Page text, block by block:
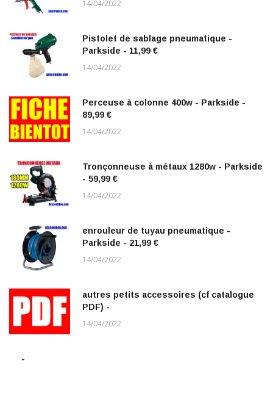
14/04/2022
Pistolet de sablage pneumatique -
Parkside - 11,99 €
14/04/2022
Perceuse à colonne 400w - Parkside -
89,99 €
14/04/2022
Tronçonneuse à métaux 1280w - Parkside
- 59,99 €
14/04/2022
enrouleur de tuyau pneumatique -
Parkside - 21,99 €
14/04/2022
autres petits accessoires (cf catalogue
PDF) -
14/04/2022
-